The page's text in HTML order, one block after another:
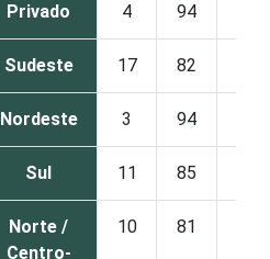
Privado 4 94
Sudeste 17 82
Nordeste 3 94
Sul 11 85
Norte /
Centro-
10 81